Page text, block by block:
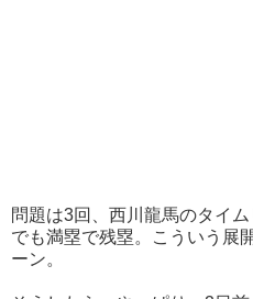
問題は3回、西川龍馬のタイ
でも満塁で残塁。こういう展
ーン。